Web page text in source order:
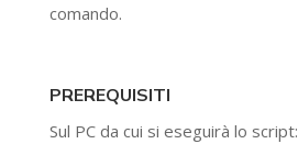
comando.
PREREQUISITI
Sul PC da cui si eseguirà lo script: